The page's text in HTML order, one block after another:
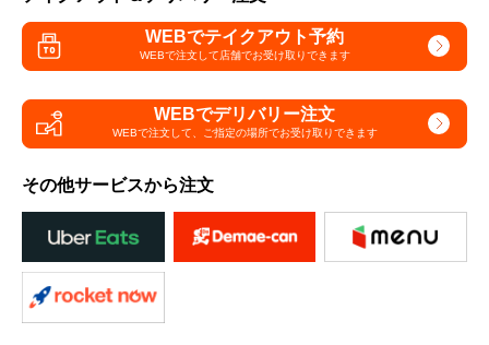
WEBでテイクアウト予約
WEBで注文して店舗でお受け取りできます
WEBでデリバリー注文
WEBで注文して、 ご指定の場所でお受け取りできます
その他サービスから注文